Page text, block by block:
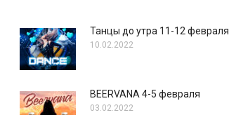
Танцы до утра 11-12 февраля
10.02.2022
BEERVANA 4-5 февраля
03.02.2022